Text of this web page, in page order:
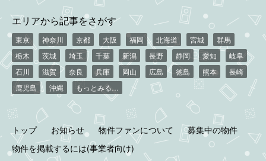
エリアから記事をさがす
東京 神奈川 京都 大阪 福岡 北海道 宮城
群馬
栃木
茨城 埼玉 千葉 新潟 長野 静岡 愛知
岐阜
石川
滋賀 奈良 兵庫 岡山 広島 徳島 熊本
長崎
鹿児島
沖縄 もっとみる…
トップ お知らせ 物件ファンについて
募集中の物件
物件を掲載するには(事業者向け)